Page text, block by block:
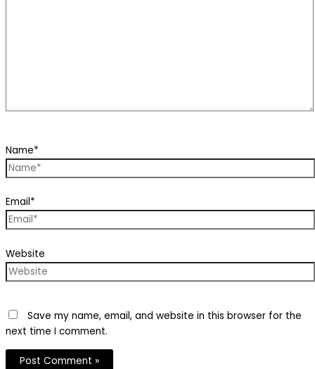
Name*
Email*
Website
Save my name, email, and website in this browser for the
next time I comment.